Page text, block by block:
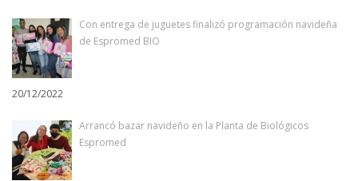
Con entrega de juguetes finalizó programación navideña
de Espromed BIO
20/12/2022
Arrancó bazar navideño en la Planta de Biológicos
Espromed